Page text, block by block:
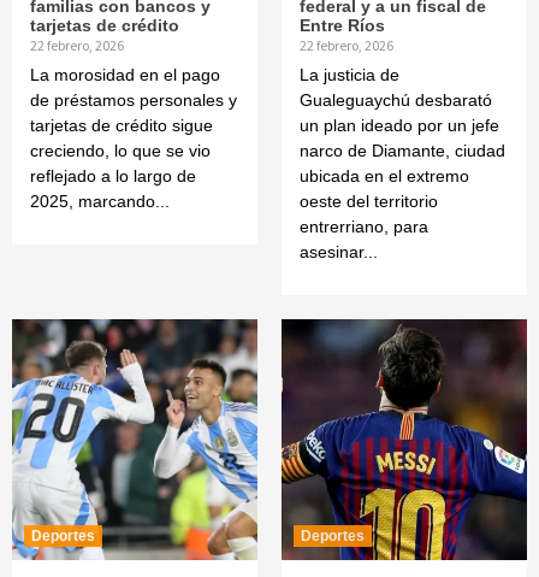
familias con bancos y
tarjetas de crédito
22 febrero, 2026
La morosidad en el pago
de préstamos personales y
tarjetas de crédito sigue
creciendo, lo que se vio
reflejado a lo largo de
2025, marcando...
federal y a un fiscal de
Entre Ríos
22 febrero, 2026
La justicia de
Gualeguaychú desbarató
un plan ideado por un jefe
narco de Diamante, ciudad
ubicada en el extremo
oeste del territorio
entrerriano, para
asesinar...
Deportes Deportes